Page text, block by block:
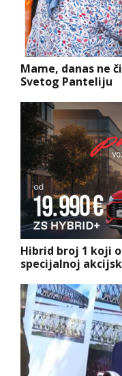
Mame, danas ne
Svetog Panteliju
Hibrid broj 1 koji
specijalnoj